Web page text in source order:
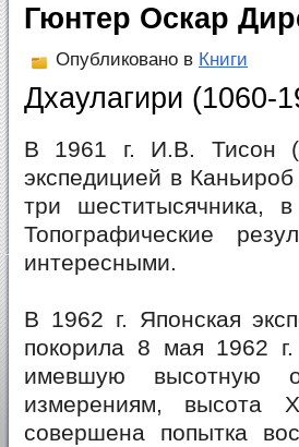
Гюнтер Оскар
Опубликовано в Книги
Дхаулагири (1060-
В 1961 г. И.В. Тисон
экспедицией в
три
Топографические
интересными.
В 1962 г. Японская
покорила 8 мая 1962
имевшую высотную
измерениям,
совершена попытка